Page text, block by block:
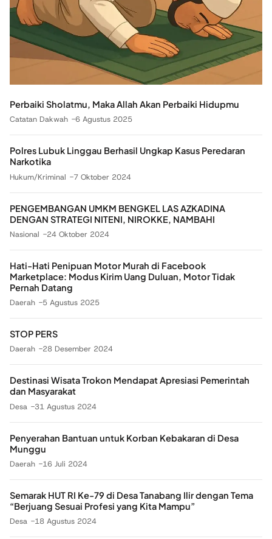
Perbaiki Sholatmu, Maka Allah Akan Perbaiki Hidupmu
Catatan Dakwah 6 Agustus 2025
Polres Lubuk Linggau Berhasil Ungkap Kasus Peredaran
Narkotika
Hukum/Kriminal 7 Oktober 2024
PENGEMBANGAN UMKM BENGKEL LAS AZKADINA
DENGAN STRATEGI NITENI, NIROKKE, NAMBAHI
Nasional 24 Oktober 2024
Hati-Hati Penipuan Motor Murah di Facebook
Marketplace: Modus Kirim Uang Duluan, Motor Tidak
Pernah Datang
Daerah 5 Agustus 2025
STOP PERS
Daerah 28 Desember 2024
Destinasi Wisata Trokon Mendapat Apresiasi Pemerintah
dan Masyarakat
Desa 31 Agustus 2024
Penyerahan Bantuan untuk Korban Kebakaran di Desa
Munggu
Daerah 16 Juli 2024
Semarak HUT RI Ke-79 di Desa Tanabang Ilir dengan Tema
“Berjuang Sesuai Profesi yang Kita Mampu”
Desa 18 Agustus 2024